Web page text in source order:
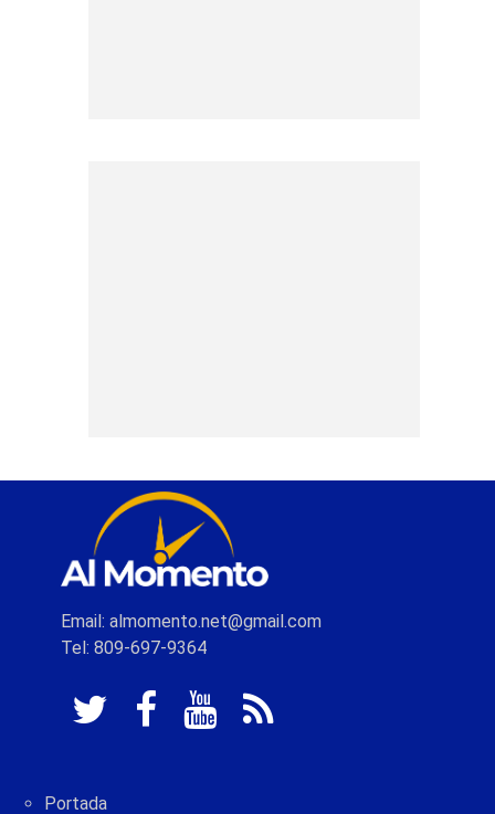
Email: almomento.net@gmail.com
Tel: 809-697-9364
Portada